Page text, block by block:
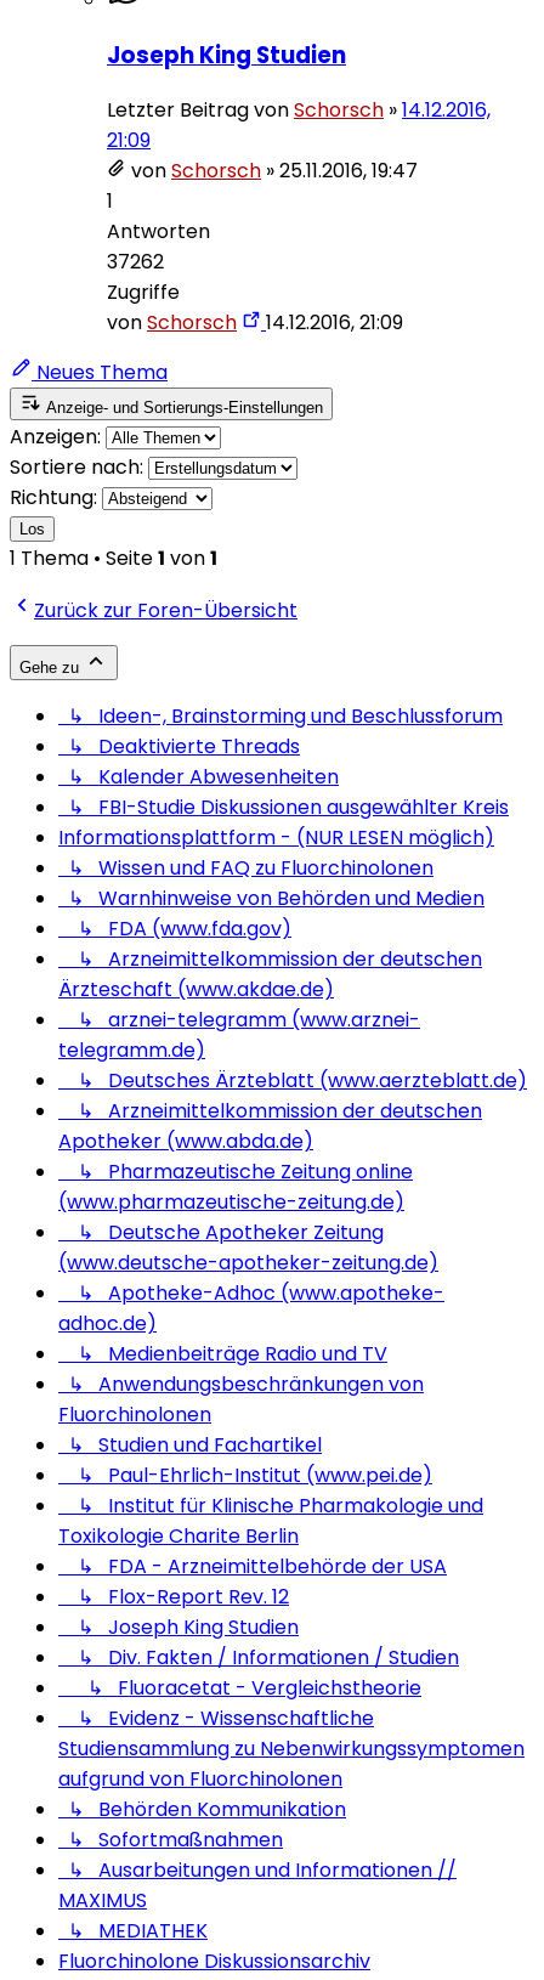
Joseph King Studien
Letzter Beitrag vonSchorsch »14.12.2016,
21:09
vonSchorsch »25.11.2016, 19:47
1
Antworten
37262
Zugriffe
vonSchorsch
14.12.2016, 21:09
Neues Thema
Anzeige- und Sortierungs-Einstellungen
Anzeigen:
Sortiere nach:
Richtung:
Los
1 Thema • Seite1 von1
Zurück zur Foren-Übersicht
Gehe zu
↳ Ideen-, Brainstorming und Beschlussforum
↳ Deaktivierte Threads
↳ Kalender Abwesenheiten
↳ FBI-Studie Diskussionen ausgewählter Kreis
Informationsplattform - (NUR LESEN möglich)
↳ Wissen und FAQ zu Fluorchinolonen
↳ Warnhinweise von Behörden und Medien
↳ FDA (www.fda.gov)
↳ Arzneimittelkommission der deutschen
Ärzteschaft (www.akdae.de)
↳ arznei-telegramm (www.arznei-
telegramm.de)
↳ Deutsches Ärzteblatt (www.aerzteblatt.de)
↳ Arzneimittelkommission der deutschen
Apotheker (www.abda.de)
↳ Pharmazeutische Zeitung online
(www.pharmazeutische-zeitung.de)
↳ Deutsche Apotheker Zeitung
(www.deutsche-apotheker-zeitung.de)
↳ Apotheke-Adhoc (www.apotheke-
adhoc.de)
↳ Medienbeiträge Radio und TV
↳ Anwendungsbeschränkungen von
Fluorchinolonen
↳ Studien und Fachartikel
↳ Paul-Ehrlich-Institut (www.pei.de)
↳ Institut für Klinische Pharmakologie und
Toxikologie Charite Berlin
↳ FDA - Arzneimittelbehörde der USA
↳ Flox-Report Rev. 12
↳ Joseph King Studien
↳ Div. Fakten / Informationen / Studien
↳ Fluoracetat - Vergleichstheorie
↳ Evidenz - Wissenschaftliche
Studiensammlung zu Nebenwirkungssymptomen
aufgrund von Fluorchinolonen
↳ Behörden Kommunikation
↳ Sofortmaßnahmen
↳ Ausarbeitungen und Informationen //
MAXIMUS
↳ MEDIATHEK
Fluorchinolone Diskussionsarchiv